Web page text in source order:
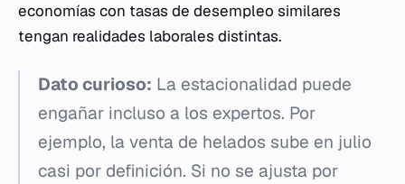
economías con tasas de desempleo similares
tengan realidades laborales distintas.
Dato curioso: La estacionalidad puede
engañar incluso a los expertos. Por
ejemplo, la venta de helados sube en julio
casi por definición. Si no se ajusta por